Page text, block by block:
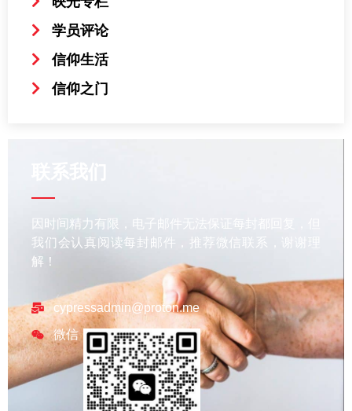
学员评论
信仰生活
信仰之门
因时间精力有限，电子邮件无法保证每封都回复，但
我们会认真阅读每封邮件，推荐微信联系，谢谢理
解！
cypressadmin@proton.me
微信